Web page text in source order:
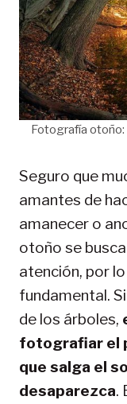
Fotografía otoño:
Seguro que
amantes de
amanecer o
otoño se
atención, por lo
fundamental.
de los árboles,
fotografiar el
que salga el
desaparezca.